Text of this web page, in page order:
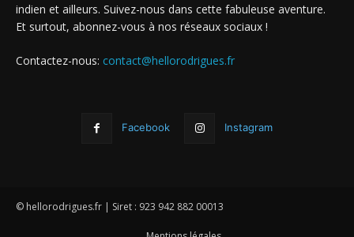
indien et ailleurs. Suivez-nous dans cette fabuleuse aventure.
Et surtout, abonnez-vous à nos réseaux sociaux !
Contactez-nous: contact@hellorodrigues.fr
Facebook Instagram
© hellorodrigues.fr | Siret : 923 942 882 00013